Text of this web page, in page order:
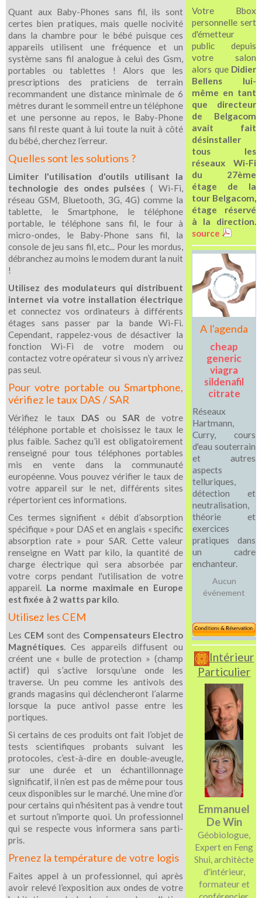
Quant aux Baby-Phones sans fil, ils sont
certes bien pratiques, mais quelle nocivité
dans la chambre pour le bébé puisque ces
appareils utilisent une fréquence et un
système sans fil analogue à celui des Gsm,
portables ou tablettes ! Alors que les
prescriptions des praticiens de terrain
recommandent une distance minimale de 6
mètres durant le sommeil entre un téléphone
et une personne au repos, le Baby-Phone
sans fil reste quant à lui toute la nuit à côté
du bébé, cherchez l’erreur.
Quelles sont les solutions ?
Limiter l'utilisation d'outils utilisant la
technologie des ondes pulsées ( Wi-Fi,
réseau GSM, Bluetooth, 3G, 4G) comme la
tablette, le Smartphone, le téléphone
portable, le téléphone sans fil, le four à
micro-ondes, le Baby-Phone sans fil, la
console de jeu sans fil, etc... Pour les mordus,
débranchez au moins le modem durant la nuit
!
Utilisez des modulateurs qui distribuent
internet via votre installation électrique
et connectez vos ordinateurs à différents
étages sans passer par la bande Wi-Fi.
Cependant, rappelez-vous de désactiver la
fonction Wi-Fi de votre modem ou
contactez votre opérateur si vous n’y arrivez
pas seul.
Pour votre portable ou Smartphone,
vérifiez le taux DAS / SAR
Vérifiez le taux DAS ou SAR de votre
téléphone portable et choisissez le taux le
plus faible. Sachez qu’il est obligatoirement
renseigné pour tous téléphones portables
mis en vente dans la communauté
européenne. Vous pouvez vérifier le taux de
votre appareil sur le net, différents sites
répertorient ces informations.
Ces termes signifient « débit d’absorption
spécifique » pour DAS et en anglais « specific
absorption rate » pour SAR. Cette valeur
renseigne en Watt par kilo, la quantité de
charge électrique qui sera absorbée par
votre corps pendant l'utilisation de votre
appareil. La norme maximale en Europe
est fixée à 2 watts par kilo.
Utilisez les CEM
Les CEM sont des Compensateurs Electro
Magnétiques. Ces appareils diffusent ou
créent une « bulle de protection » (champ
actif) qui s’active lorsqu’une onde les
traverse. Un peu comme les antivols des
grands magasins qui déclencheront l’alarme
lorsque la puce antivol passe entre les
portiques.
Si certains de ces produits ont fait l’objet de
tests scientifiques probants suivant les
protocoles, c’est-à-dire en double-aveugle,
sur une durée et un échantillonnage
significatif, il n’en est pas de même pour tous
ceux disponibles sur le marché. Une mine d’or
pour certains qui n’hésitent pas à vendre tout
et surtout n’importe quoi. Un professionnel
qui se respecte vous informera sans parti-
pris.
Prenez la température de votre logis
Faites appel à un professionnel, qui après
avoir relevé l’exposition aux ondes de votre
Votre Bbox
personnelle sert
d'émetteur
public depuis
votre salon
alors que Didier
Bellens lui-
même en tant
que directeur
de Belgacom
avait fait
désinstaller
tous les
réseaux Wi-Fi
du 27ème
étage de la
tour Belgacom,
étage réservé
à la direction.
source
A l'agenda
cheap
generic
viagra
sildenafil
citrate
Réseaux
Hartmann,
Curry, cours
d'eau souterrain
et autres
aspects
telluriques,
détection et
neutralisation,
théorie et
exercices
pratiques dans
un cadre
enchanteur.
Aucun
événement
Intérieur
Particulier
Emmanuel
De Win
Géobiologue,
Expert en Feng
Shui, architècte
d'intérieur,
formateur et